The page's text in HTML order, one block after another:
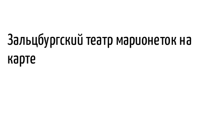
Зальцбургский театр марионеток на
карте